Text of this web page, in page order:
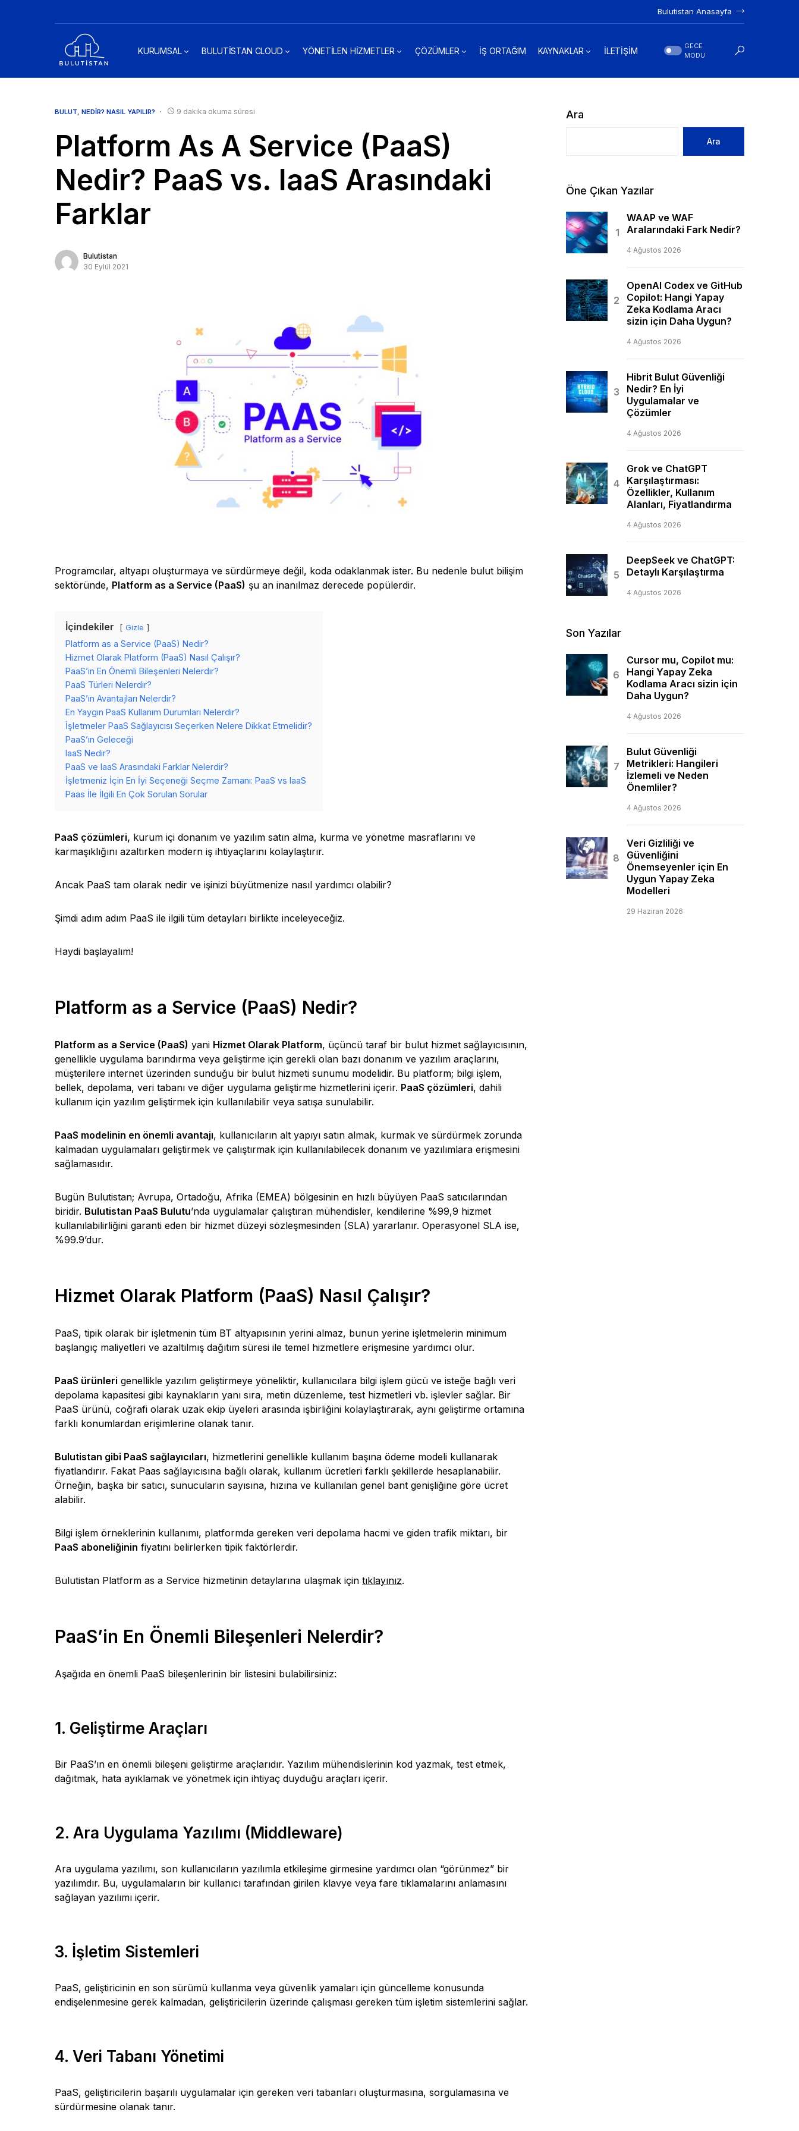
Bulutistan Anasayfa
KURUMSAL BULUTİSTAN CLOUD YÖNETİLEN HİZMETLER ÇÖZÜMLER İŞ ORTAĞIM KAYNAKLAR İLETİŞİM
GECE
MODU
BULUT NEDİR? NASIL YAPILIR? 9 dakika okuma süresi
Platform As A Service (PaaS)
Nedir? PaaS vs. IaaS Arasındaki
Farklar
Bulutistan
30 Eylül 2021
Programcılar, altyapı oluşturmaya ve sürdürmeye değil, koda odaklanmak ister. Bu nedenle bulut bilişim
sektöründe, Platform as a Service (PaaS) şu an inanılmaz derecede popülerdir.
İçindekiler Gizle
Platform as a Service (PaaS) Nedir?
Hizmet Olarak Platform (PaaS) Nasıl Çalışır?
PaaS’in En Önemli Bileşenleri Nelerdir?
PaaS Türleri Nelerdir?
PaaS’ın Avantajları Nelerdir?
En Yaygın PaaS Kullanım Durumları Nelerdir?
İşletmeler PaaS Sağlayıcısı Seçerken Nelere Dikkat Etmelidir?
PaaS’ın Geleceği
IaaS Nedir?
PaaS ve IaaS Arasındaki Farklar Nelerdir?
İşletmeniz İçin En İyi Seçeneği Seçme Zamanı: PaaS vs IaaS
Paas İle İlgili En Çok Sorulan Sorular
PaaS çözümleri, kurum içi donanım ve yazılım satın alma, kurma ve yönetme masraflarını ve
karmaşıklığını azaltırken modern iş ihtiyaçlarını kolaylaştırır.
Ancak PaaS tam olarak nedir ve işinizi büyütmenize nasıl yardımcı olabilir?
Şimdi adım adım PaaS ile ilgili tüm detayları birlikte inceleyeceğiz.
Haydi başlayalım!
Platform as a Service (PaaS) Nedir?
Platform as a Service (PaaS) yani Hizmet Olarak Platform, üçüncü taraf bir bulut hizmet sağlayıcısının,
genellikle uygulama barındırma veya geliştirme için gerekli olan bazı donanım ve yazılım araçlarını,
müşterilere internet üzerinden sunduğu bir bulut hizmeti sunumu modelidir. Bu platform; bilgi işlem,
bellek, depolama, veri tabanı ve diğer uygulama geliştirme hizmetlerini içerir. PaaS çözümleri, dahili
kullanım için yazılım geliştirmek için kullanılabilir veya satışa sunulabilir.
PaaS modelinin en önemli avantajı, kullanıcıların alt yapıyı satın almak, kurmak ve sürdürmek zorunda
kalmadan uygulamaları geliştirmek ve çalıştırmak için kullanılabilecek donanım ve yazılımlara erişmesini
sağlamasıdır.
Bugün Bulutistan; Avrupa, Ortadoğu, Afrika (EMEA) bölgesinin en hızlı büyüyen PaaS satıcılarından
biridir. Bulutistan PaaS Bulutu’nda uygulamalar çalıştıran mühendisler, kendilerine %99,9 hizmet
kullanılabilirliğini garanti eden bir hizmet düzeyi sözleşmesinden (SLA) yararlanır. Operasyonel SLA ise,
%99.9’dur.
Hizmet Olarak Platform (PaaS) Nasıl Çalışır?
PaaS, tipik olarak bir işletmenin tüm BT altyapısının yerini almaz, bunun yerine işletmelerin minimum
başlangıç ​​maliyetleri ve azaltılmış dağıtım süresi ile temel hizmetlere erişmesine yardımcı olur.
PaaS ürünleri genellikle yazılım geliştirmeye yöneliktir, kullanıcılara bilgi işlem gücü ve isteğe bağlı veri
depolama kapasitesi gibi kaynakların yanı sıra, metin düzenleme, test hizmetleri vb. işlevler sağlar. Bir
PaaS ürünü, coğrafi olarak uzak ekip üyeleri arasında işbirliğini kolaylaştırarak, aynı geliştirme ortamına
farklı konumlardan erişimlerine olanak tanır.
Bulutistan gibi PaaS sağlayıcıları, hizmetlerini genellikle kullanım başına ödeme modeli kullanarak
fiyatlandırır. Fakat Paas sağlayıcısına bağlı olarak, kullanım ücretleri farklı şekillerde hesaplanabilir.
Örneğin, başka bir satıcı, sunucuların sayısına, hızına ve kullanılan genel bant genişliğine göre ücret
alabilir.
Bilgi işlem örneklerinin kullanımı, platformda gereken veri depolama hacmi ve giden trafik miktarı, bir
PaaS aboneliğinin fiyatını belirlerken tipik faktörlerdir.
Bulutistan Platform as a Service hizmetinin detaylarına ulaşmak için tıklayınız.
PaaS’in En Önemli Bileşenleri Nelerdir?
Aşağıda en önemli PaaS bileşenlerinin bir listesini bulabilirsiniz:
1. Geliştirme Araçları
Bir PaaS’ın en önemli bileşeni geliştirme araçlarıdır. Yazılım mühendislerinin kod yazmak, test etmek,
dağıtmak, hata ayıklamak ve yönetmek için ihtiyaç duyduğu araçları içerir.
2. Ara Uygulama Yazılımı (Middleware)
Ara uygulama yazılımı, son kullanıcıların yazılımla etkileşime girmesine yardımcı olan “görünmez” bir
yazılımdır. Bu, uygulamaların bir kullanıcı tarafından girilen klavye veya fare tıklamalarını anlamasını
sağlayan yazılımı içerir.
3. İşletim Sistemleri
PaaS, geliştiricinin en son sürümü kullanma veya güvenlik yamaları için güncelleme konusunda
endişelenmesine gerek kalmadan, geliştiricilerin üzerinde çalışması gereken tüm işletim sistemlerini sağlar.
4. Veri Tabanı Yönetimi
PaaS, geliştiricilerin başarılı uygulamalar için gereken veri tabanları oluşturmasına, sorgulamasına ve
sürdürmesine olanak tanır.
Ara
Ara
Öne Çıkan Yazılar
WAAP ve WAF
Aralarındaki Fark Nedir?
4 Ağustos 2026
OpenAI Codex ve GitHub
Copilot: Hangi Yapay
Zeka Kodlama Aracı
sizin için Daha Uygun?
4 Ağustos 2026
Hibrit Bulut Güvenliği
Nedir? En İyi
Uygulamalar ve
Çözümler
4 Ağustos 2026
Grok ve ChatGPT
Karşılaştırması:
Özellikler, Kullanım
Alanları, Fiyatlandırma
4 Ağustos 2026
DeepSeek ve ChatGPT:
Detaylı Karşılaştırma
4 Ağustos 2026
Son Yazılar
Cursor mu, Copilot mu:
Hangi Yapay Zeka
Kodlama Aracı sizin için
Daha Uygun?
4 Ağustos 2026
Bulut Güvenliği
Metrikleri: Hangileri
İzlemeli ve Neden
Önemliler?
4 Ağustos 2026
Veri Gizliliği ve
Güvenliğini
Önemseyenler için En
Uygun Yapay Zeka
Modelleri
29 Haziran 2026